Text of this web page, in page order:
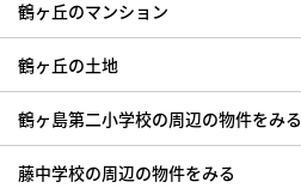
鶴ヶ丘のマンション
鶴ヶ丘の土地
鶴ヶ島第二小学校の周辺の物件をみる
藤中学校の周辺の物件をみる